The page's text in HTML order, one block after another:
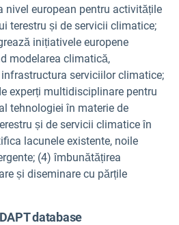
nivel european pentru activitățile
terestru și de servicii climatice;
inițiativele europene
modelarea climatică,
serviciilor climatice;
experți multidisciplinare pentru
tehnologiei în materie de
și de servicii climatice în
lacunele existente, noile
(4) îmbunătățirea
și diseminare cu părțile
database